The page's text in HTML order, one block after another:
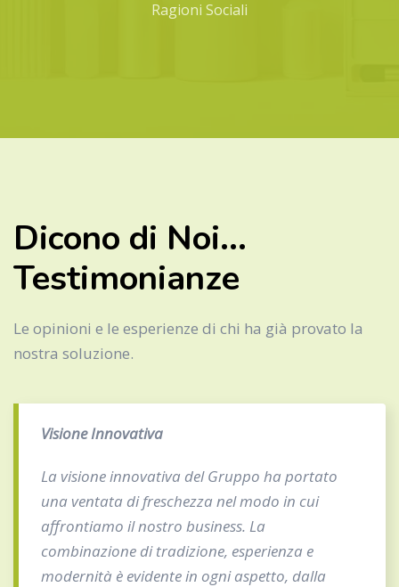
Ragioni Sociali
Dicono di Noi...
Testimonianze
Le opinioni e le esperienze di chi ha già provato la
nostra soluzione.
Visione Innovativa
La visione innovativa del Gruppo ha portato
una ventata di freschezza nel modo in cui
affrontiamo il nostro business. La
combinazione di tradizione, esperienza e
modernità è evidente in ogni aspetto, dalla